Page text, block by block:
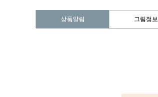
상품알림 그림정보